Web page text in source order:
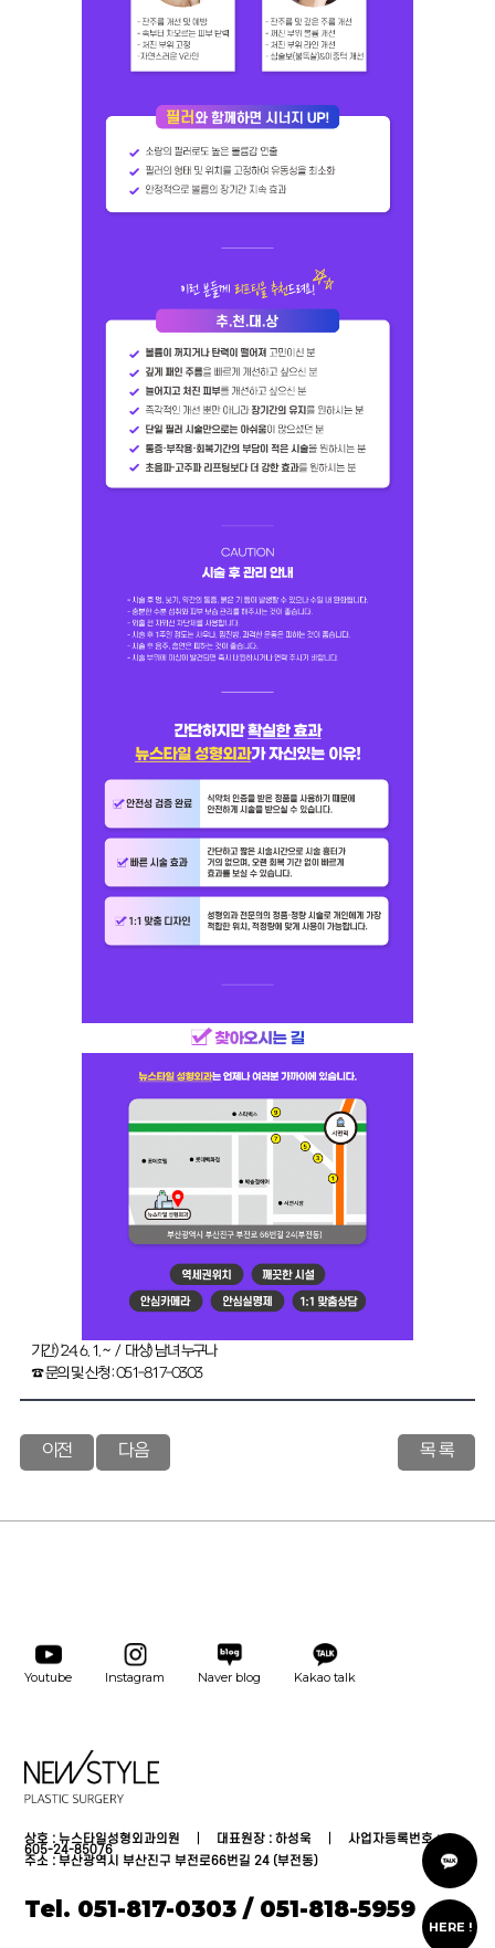
톡
상
온
인
HERE !
기간) '24. 6. 1. ~ / 대상) 남녀 누구나
☎ 문의 및 신청 : 051-817-0303
이전 다음 목 록
Youtube Instagram Naver blog Kakao talk
상호 : 뉴스타일성형외과의원 │ 대표원장 : 하성욱 │ 사업자등록번호 :
605-24-85076
주소 : 부산광역시 부산진구 부전로66번길 24 (부전동)
Tel. 051-817-0303 / 051-818-5959